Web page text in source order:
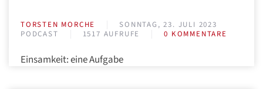
TORSTEN MORCHE
SONNTAG, 23. JULI 2023
PODCAST
1517 AUFRUFE 0 KOMMENTARE
Einsamkeit: eine Aufgabe